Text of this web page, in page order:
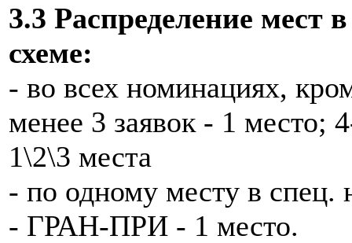
3.3 Распределение мест
схеме:
- во всех номинациях,
менее 3 заявок - 1 место;
1\2\3 места
- по одному месту в спец.
- ГРАН-ПРИ - 1 место.